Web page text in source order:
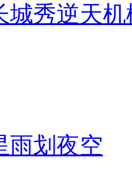
城秀逆天机
雨划夜空